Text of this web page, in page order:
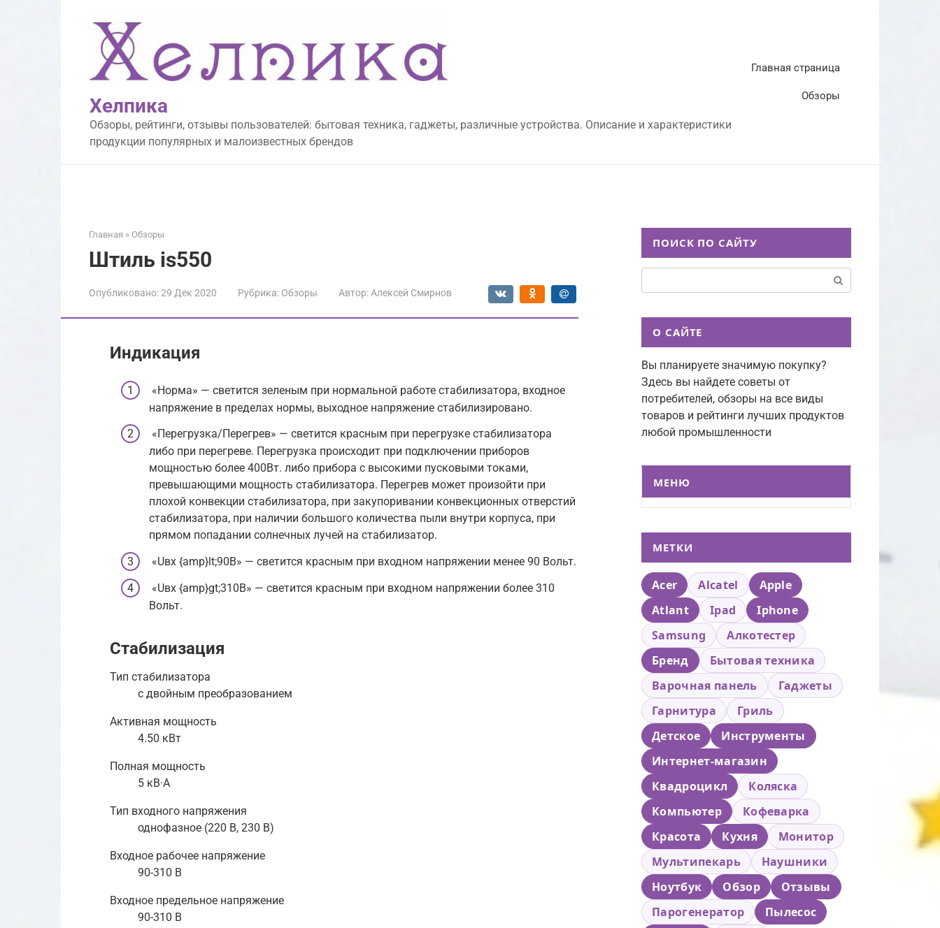
Хелпика
Обзоры, рейтинги, отзывы пользователей: бытовая техника, гаджеты, различные устройства. Описание и характеристики
продукции популярных и малоизвестных брендов
Главная страница
Обзоры
Главная » Обзоры
Штиль is550
Опубликовано:29 Дек 2020 Рубрика: Обзоры Автор: Алексей Смирнов
Индикация
«Норма» — светится зеленым при нормальной работе стабилизатора, входное
напряжение в пределах нормы, выходное напряжение стабилизировано.
«Перегрузка/Перегрев» — светится красным при перегрузке стабилизатора
либо при перегреве. Перегрузка происходит при подключении приборов
мощностью более 400Вт. либо прибора с высокими пусковыми токами,
превышающими мощность стабилизатора. Перегрев может произойти при
плохой конвекции стабилизатора, при закупоривании конвекционных отверстий
стабилизатора, при наличии большого количества пыли внутри корпуса, при
прямом попадании солнечных лучей на стабилизатор.
«Uвх {amp}lt;90В» — светится красным при входном напряжении менее 90 Вольт.
«Uвх {amp}gt;310В» — светится красным при входном напряжении более 310
Вольт.
Стабилизация
Тип стабилизатора
с двойным преобразованием
Активная мощность
4.50 кВт
Полная мощность
5 кВ·А
Тип входного напряжения
однофазное (220 В, 230 В)
Входное рабочее напряжение
90-310 В
Входное предельное напряжение
90-310 В
ПОИСК ПО САЙТУ
О САЙТЕ
Вы планируете значимую покупку?
Здесь вы найдете советы от
потребителей, обзоры на все виды
товаров и рейтинги лучших продуктов
любой промышленности
МЕНЮ
МЕТКИ
Acer Alcatel
Apple
Atlant
Ipad
Iphone
Samsung
Алкотестер
Бренд
Бытовая техника
Варочная панель
Гаджеты
Гарнитура
Гриль
Детское
Инструменты
Интернет-магазин
Квадроцикл
Коляска
Компьютер
Кофеварка
Красота
Кухня
Монитор
Мультипекарь
Наушники
Ноутбук
Обзор
Отзывы
Парогенератор
Пылесос